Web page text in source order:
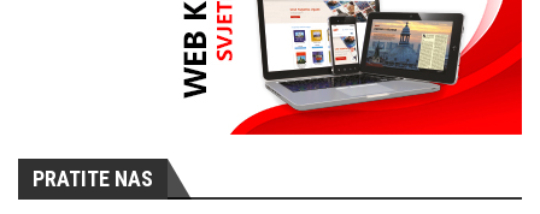
PRATITE NAS